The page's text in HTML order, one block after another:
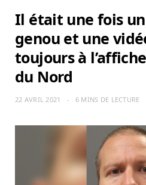
Il était une fois
genou et une
toujours à
du Nord
22 AVRIL 2021 6 MINS DE LECTURE